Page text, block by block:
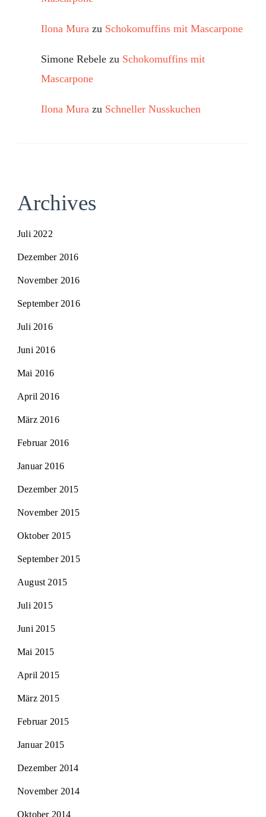
Ilona Mura zu Schokomuffins mit Mascarpone
Simone Rebele zu Schokomuffins mit
Mascarpone
Ilona Mura zu Schneller Nusskuchen
Archives
Juli 2022
Dezember 2016
November 2016
September 2016
Juli 2016
Juni 2016
Mai 2016
April 2016
März 2016
Februar 2016
Januar 2016
Dezember 2015
November 2015
Oktober 2015
September 2015
August 2015
Juli 2015
Juni 2015
Mai 2015
April 2015
März 2015
Februar 2015
Januar 2015
Dezember 2014
November 2014
Oktober 2014